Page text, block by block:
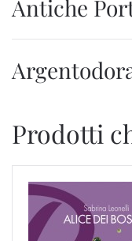
Antiche
Prodotti